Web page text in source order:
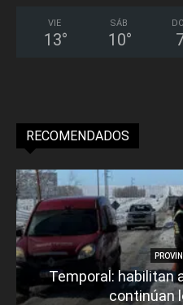
VIE
13°
SÁB
10°
RECOMENDADOS
Temporal: habilitan
continúan